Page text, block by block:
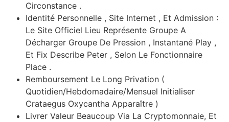
Circonstance .
Identité Personnelle , Site Internet , Et Admission :
Le Site Officiel Lieu Représente Groupe A
Décharger Groupe De Pression , Instantané Play ,
Et Fix Describe Peter , Selon Le Fonctionnaire
Place .
Remboursement Le Long Privation (
Quotidien/Hebdomadaire/Mensuel Initialiser
Crataegus Oxycantha Apparaître )
Livrer Valeur Beaucoup Via La Cryptomonnaie, Et